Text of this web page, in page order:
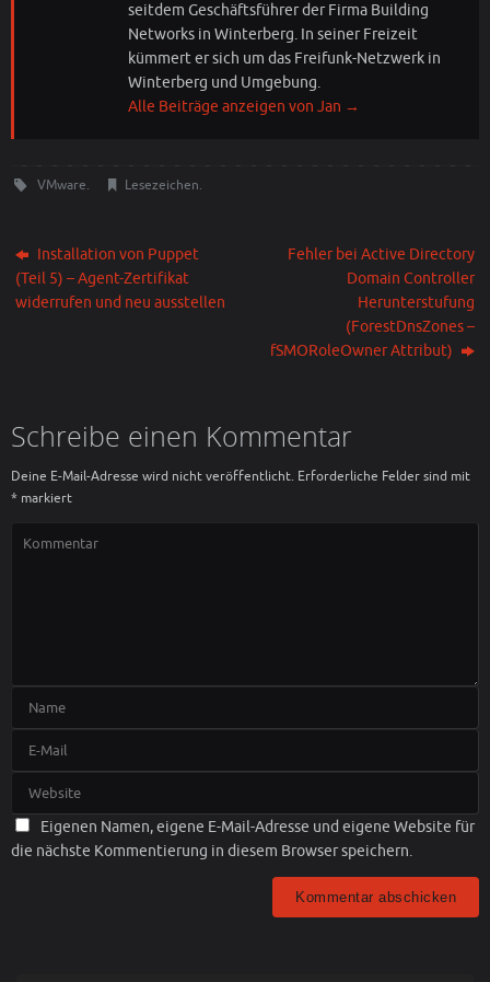
seitdem Geschäftsführer der Firma Building
Networks in Winterberg. In seiner Freizeit
kümmert er sich um das Freifunk-Netzwerk in
Winterberg und Umgebung.
Alle Beiträge anzeigen von Jan →
VMware. Lesezeichen.
Installation von Puppet
(Teil 5) – Agent-Zertifikat
widerrufen und neu ausstellen
Fehler bei Active Directory
Domain Controller
Herunterstufung
(ForestDnsZones –
fSMORoleOwner Attribut)
Schreibe einen Kommentar
Deine E-Mail-Adresse wird nicht veröffentlicht. Erforderliche Felder sind mit
* markiert
Eigenen Namen, eigene E-Mail-Adresse und eigene Website für
die nächste Kommentierung in diesem Browser speichern.